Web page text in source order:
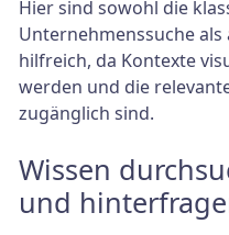
Hier sind sowohl die
Unternehmenssuche
hilfreich, da Kontexte
werden und die
zugänglich sind.
Wissen
und